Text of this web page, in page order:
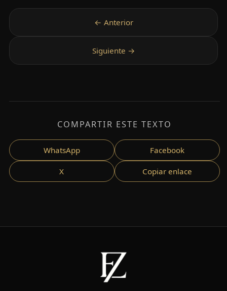
COMPARTIR ESTE TEXTO
WhatsApp Facebook
X Copiar enlace